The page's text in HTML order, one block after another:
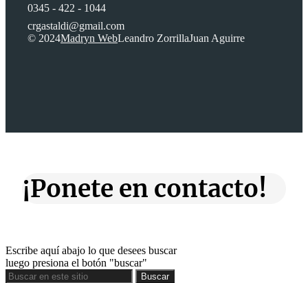
0345 - 422 - 1044
crgastaldi@gmail.com
© 2024Madryn WebLeandro ZorrillaJuan Aguirre
¡Ponete en contacto!
Escribe aquí abajo lo que desees buscar
luego presiona el botón "buscar"
Buscar
Buscar